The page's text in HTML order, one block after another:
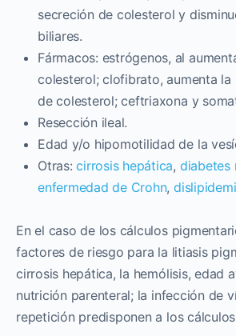
secreción de colesterol y
biliares.
Fármacos: estrógenos, al
colesterol; clofibrato, aumenta la
de colesterol; ceftriaxona y
Resección ileal.
Edad y/o hipomotilidad de la
Otras:cirrosis hepática, diabetes
enfermedad de Crohn,
En el caso de los cálculos
factores de riesgo para la litiasis
cirrosis hepática, la hemólisis, edad
nutrición parenteral; la infección de
repetición predisponen a los